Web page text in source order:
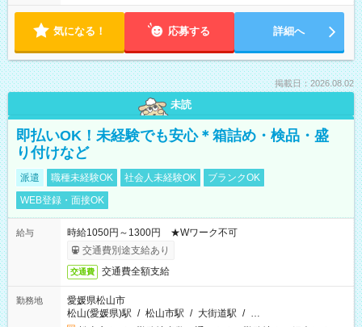
気になる！ 応募する 詳細へ
掲載日：2026.08.02
未読
即払いOK！未経験でも安心＊箱詰め・検品・盛
り付けなど
派遣 職種未経験OK 社会人未経験OK
ブランクOK
WEB登録・面接OK
給与
時給1050円～1300円 ★Wワーク不可
交通費別途支給あり
交通費 交通費全額支給
勤務地
愛媛県松山市
松山(愛媛県)駅 / 松山市駅 / 大街道駅 / …